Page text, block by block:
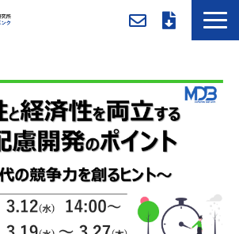
導入事例／課題別活用法
入会方法・料金
セミナー/イベント
お役立ち資料
新着情報
メンバー専用ページ